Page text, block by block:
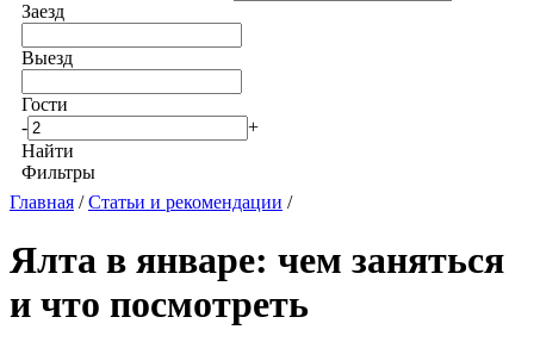
Заезд
Выезд
Гости
-
+
Найти
Фильтры
Главная /Статьи и рекомендации /
Ялта в январе: чем заняться
и что посмотреть